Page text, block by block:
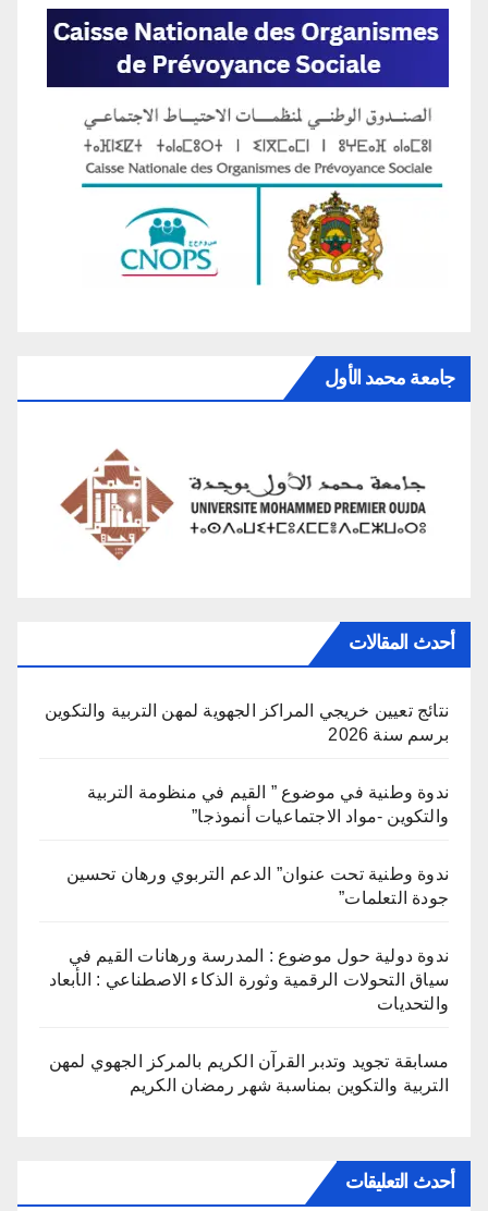
جامعة محمد الأول
أحدث المقالات
نتائج تعيين خريجي المراكز الجهوية لمهن التربية والتكوين
برسم سنة 2026
ندوة وطنية في موضوع ” القيم في منظومة التربية
والتكوين -مواد الاجتماعيات أنموذجا”
ندوة وطنية تحت عنوان” الدعم التربوي ورهان تحسين
جودة التعلمات”
ندوة دولية حول موضوع : المدرسة ورهانات القيم في
سياق التحولات الرقمية وثورة الذكاء الاصطناعي : الأبعاد
والتحديات
مسابقة تجويد وتدبر القرآن الكريم بالمركز الجهوي لمهن
التربية والتكوين بمناسبة شهر رمضان الكريم
أحدث التعليقات